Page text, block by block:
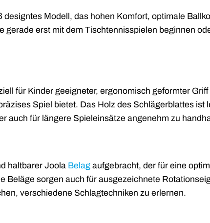
Modell, das hohen Komfort, optimale
gerade erst mit dem Tischtennisspielen beginnen
für Kinder geeigneter, ergonomisch geformter
Spiel bietet. Das Holz des Schlägerblattes ist
auch für längere Spieleinsätze angenehm zu
haltbarer Joola Belag aufgebracht, der für eine
Beläge sorgen auch für ausgezeichnete
verschiedene Schlagtechniken zu erlernen.